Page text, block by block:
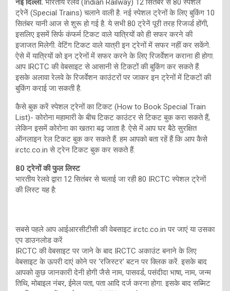
नई दिल्ली. भारतीय रेलवे (Indian Railway) 12 सितंबर से 80 स्पेशल
ट्रेनें (Special Trains) चलाने वाली है. नई स्पेशल ट्रेनों के लिए बुकिंग 10
सितंबर यानी आज से शुरू हो गई है. ये सभी 80 ट्रेनें पूरी तरह रिजर्व्ड होंगी,
इसलिए इसमें सिर्फ कंफर्म टिकट वाले यात्रियों को ही सफर करने की
इजाजत मिलेगी. वेटिंग टिकट वाले यात्री इन ट्रेनों में सफर नहीं कर सकेंगे.
ऐसे में यात्रियों को इन ट्रेनों में सफर करने के लिए रिजर्वेशन कराना ही होगा.
आप IRCTC की वेबसाइट से आसानी से टिकटों की बुकिंग कर सकते हैं.
इसके अलावा रेलवे के रिजर्वेशन काउंटरों पर जाकर इन ट्रेनों में टिकटों की
बुकिंग कराई जा सकती है.
कैसे बुक करें स्पेशल ट्रेनों का टिकट (How to Book Special Train
List)- कोरोना महामारी के बीच टिकट काउंटर से टिकट बुक करा सकते हैं,
लेकिन इसमें कोरोना का खतरा बढ़ जाता है. ऐसे में आप घर बैठे सुरक्षित
ऑनलाइन रेल टिकट बुक कर सकते हैं. हम आपको बता रहें हैं कि आप कैसे
irctc.co.in से ट्रेन टिकट बुक कर सकते हैं.
80 ट्रेनों की फुल लिस्ट
भारतीय रेलवे द्वारा 12 सितंबर से चलाई जा रही 80 IRCTC स्पेशल ट्रेनों
की लिस्ट यह है:
सबसे पहले आप आईआरसीटीसी की वेबसाइट irctc.co.in पर जाएं या उसका
एप डाउनलोड करें
IRCTC की वेबसाइट पर जाने के बाद IRCTC अकाउंट बनाने के लिए
वेबसाइट के ऊपरी दाएं कोने पर ‘रजिस्टर’ बटन पर क्लिक करें. इसके बाद
आपको कुछ जानकारी देनी होगी जैसे नाम, पासवर्ड, पसंदीदा भाषा, नाम, जन्म
तिथि, मोबाइल नंबर, ईमेल पता, पता आदि दर्ज करना होगा. इसके बाद सब्मिट